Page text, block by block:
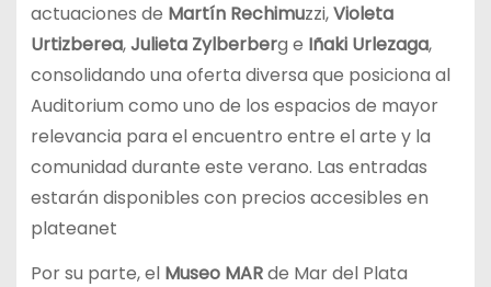
actuaciones de Martín Rechimuzzi,Violeta
Urtizberea,Julieta Zylberberg e Iñaki Urlezaga,
consolidando una oferta diversa que posiciona al
Auditorium como uno de los espacios de mayor
relevancia para el encuentro entre el arte y la
comunidad durante este verano. Las entradas
estarán disponibles con precios accesibles en
plateanet
Por su parte, el Museo MARde Mar del Plata